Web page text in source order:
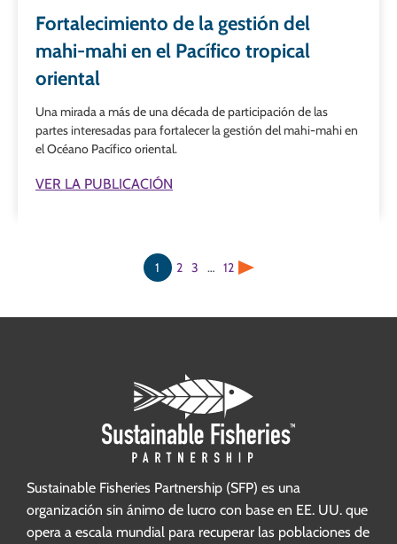
Fortalecimiento de la gestión del
mahi-mahi en el Pacífico tropical
oriental
Una mirada a más de una década de participación de las
partes interesadas para fortalecer la gestión del mahi-mahi en
el Océano Pacífico oriental.
VER LA PUBLICACIÓN
1 2 3 … 12
Sustainable Fisheries Partnership (SFP) es una
organización sin ánimo de lucro con base en EE. UU. que
opera a escala mundial para recuperar las poblaciones de